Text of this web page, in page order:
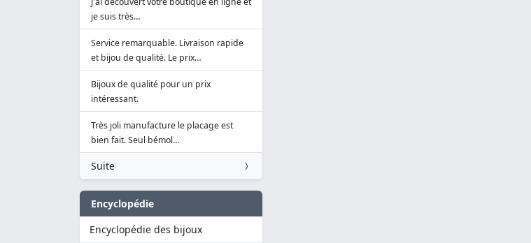
je suis très…
Service remarquable. Livraison rapide
et bijou de qualité. Le prix…
Bijoux de qualité pour un prix
intéressant.
Très joli manufacture le placage est
bien fait. Seul bémol…
Suite
Encyclopédie
Encyclopédie des bijoux